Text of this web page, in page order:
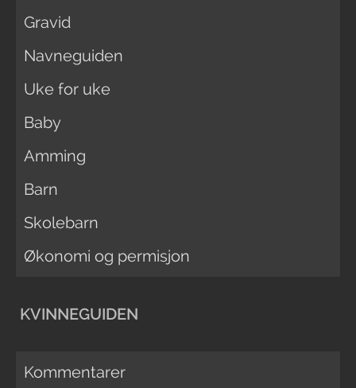
Gravid
Navneguiden
Uke for uke
Baby
Amming
Barn
Skolebarn
Økonomi og permisjon
KVINNEGUIDEN
Kommentarer